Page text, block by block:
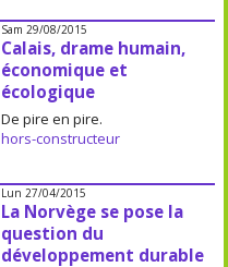
Sam 29/08/2015
Calais, drame humain,
économique et
écologique
De pire en pire.
hors-constructeur
Lun 27/04/2015
La Norvège se pose la
question du
développement durable